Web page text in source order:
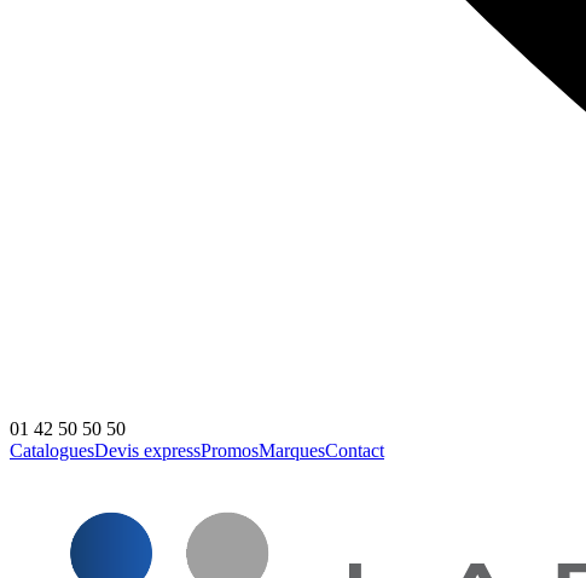
01 42 50 50 50
CataloguesDevis expressPromosMarquesContact